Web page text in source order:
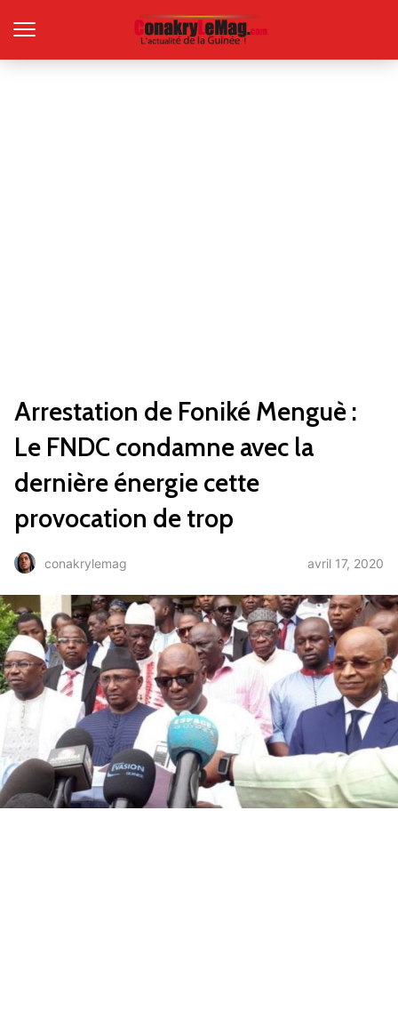
Arrestation de Foniké Menguè :
Le FNDC condamne avec la
dernière énergie cette
provocation de trop
conakrylemag avril 17, 2020